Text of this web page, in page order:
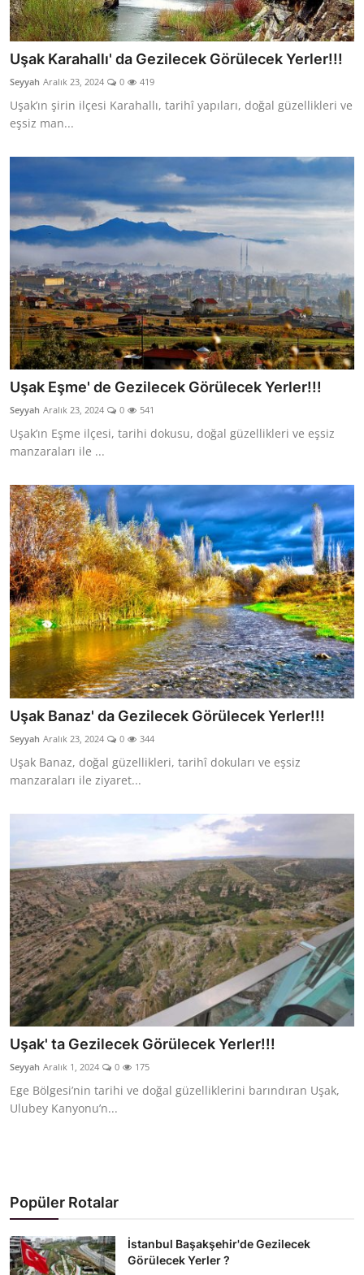
Uşak Karahallı' da Gezilecek Görülecek Yerler!!!
Seyyah Aralık 23, 2024 0 419
Uşak’ın şirin ilçesi Karahallı, tarihî yapıları, doğal güzellikleri ve
eşsiz man...
Uşak Eşme' de Gezilecek Görülecek Yerler!!!
Seyyah Aralık 23, 2024 0 541
Uşak’ın Eşme ilçesi, tarihi dokusu, doğal güzellikleri ve eşsiz
manzaraları ile ...
Uşak Banaz' da Gezilecek Görülecek Yerler!!!
Seyyah Aralık 23, 2024 0 344
Uşak Banaz, doğal güzellikleri, tarihî dokuları ve eşsiz
manzaraları ile ziyaret...
Uşak' ta Gezilecek Görülecek Yerler!!!
Seyyah Aralık 1, 2024 0 175
Ege Bölgesi’nin tarihi ve doğal güzelliklerini barındıran Uşak,
Ulubey Kanyonu’n...
Popüler Rotalar
İstanbul Başakşehir'de Gezilecek
Görülecek Yerler ?